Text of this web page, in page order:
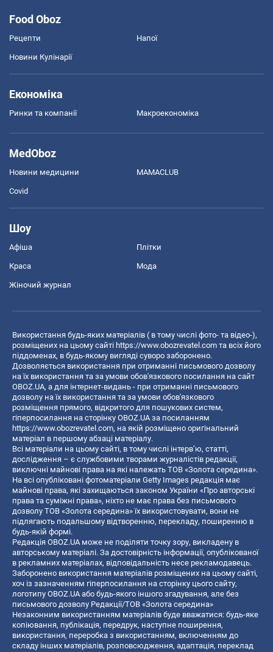
Food Oboz
Рецепти Напої
Новини Кулінарії
Економіка
Ринки та компанії Макроекономіка
MedOboz
Новини медицини MAMACLUB
Covid
Шоу
Афіша Плітки
Краса Мода
Жіночий журнал
Використання будь-яких матеріалів ( в тому числі фото- та відео-),
розміщених на цьому сайті https://www.obozrevatel.com та всіх його
піддоменах, в будь-якому вигляді суворо заборонено.
Дозволяється використання при отриманні письмового дозволу
на їх використання та за умови обов'язкового посилання на сайт
OBOZ.UA, а для інтернет-видань - при отриманні письмового
дозволу на їх використання та за умови обов'язкового
розміщення прямого, відкритого для пошукових систем,
гіперпосилання на сторінку OBOZ.UA за посиланням
https://www.obozrevatel.com, на якій розміщено оригінальний
матеріал в першому абзаці матеріалу.
Всі матеріали на цьому сайті, в тому числі інтерв’ю, статті,
дослідження – є службовими творами журналістів редакції,
виключні майнові права на які належать ТОВ «Золота середина».
На всі опубліковані фотоматеріали Getty Images редакція має
майнові права, які захищаються законом України «Про авторські
права та суміжні права», ніхто не має права без письмового
дозволу ТОВ «Золота середина» їх використовувати, вони не
підлягають подальшому відтворенню, перекладу, поширенню в
будь-якій формі.
Редакція OBOZ.UA може не поділяти точку зору, викладену в
авторському матеріалі. За достовірність інформації, опублікованої
в рекламних матеріалах, відповідальність несе рекламодавець.
Заборонено використання матеріалів розміщених на цьому сайті,
хоч із зазначенням гіперпосилання на сторінку цього сайту,
логотипу OBOZ.UA або будь-якого іншого згадування, але без
письмового дозволу Редакції/ТОВ «Золота середина»
Незаконним використанням матеріалів буде вважатися: будь-яке
копiювання, публiкацiя, передрук, наступне поширення,
використання, переробка з використанням, включенням до
складу інших матеріалів, розповсюдження, адаптація, переклад